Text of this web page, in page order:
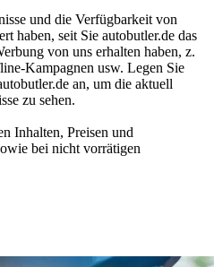
und die Verfügbarkeit von
haben, seit Sie autobutler.de das
von uns erhalten haben, z.
Kampagnen usw. Legen Sie
an, um die aktuell
zu sehen.
Inhalten, Preisen und
bei nicht vorrätigen